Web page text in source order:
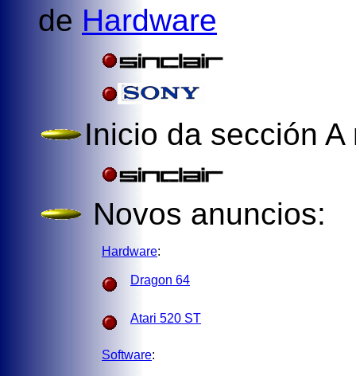
de Hardware
Inicio da sección
Novos anuncios:
Hardware:
Dragon 64
Atari 520 ST
Software: